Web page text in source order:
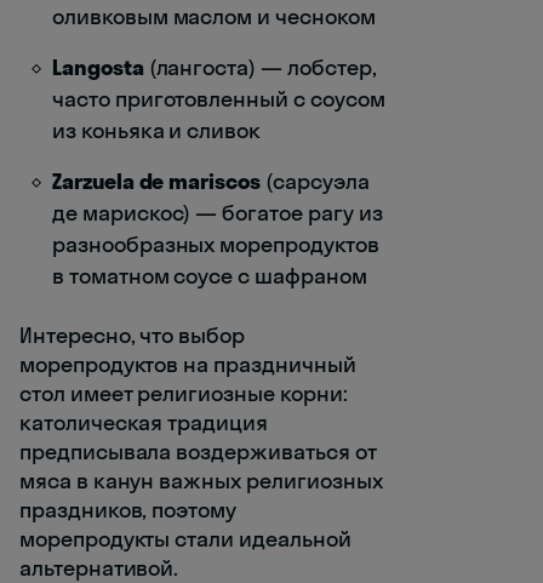
оливковым маслом и чесноком
Langosta (лангоста) — лобстер,
часто приготовленный с соусом
из коньяка и сливок
Zarzuela de mariscos (сарсуэла
де марискос) — богатое рагу из
разнообразных морепродуктов
в томатном соусе с шафраном
Интересно, что выбор
морепродуктов на праздничный
стол имеет религиозные корни:
католическая традиция
предписывала воздерживаться от
мяса в канун важных религиозных
праздников, поэтому
морепродукты стали идеальной
альтернативой.